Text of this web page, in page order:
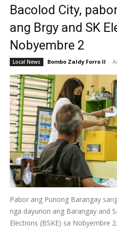
Bacolod City,
ang Brgy and SK
Nobyembre 2
Local News Bombo Zaldy Forro II -
Pabor ang Punong Barangay
nga dayunon ang Barangay and
Elections (BSKE) sa Nobyembre